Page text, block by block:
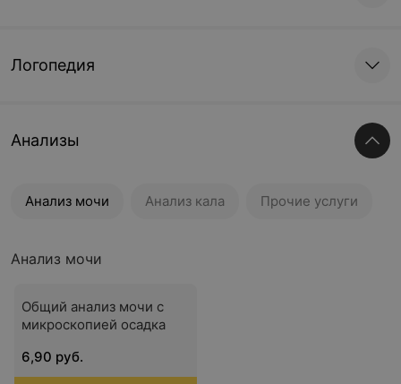
Логопедия
Анализы
Анализ мочи Анализ кала Прочие услуги
Анализ мочи
Общий анализ мочи с
микроскопией осадка
6,90 руб.